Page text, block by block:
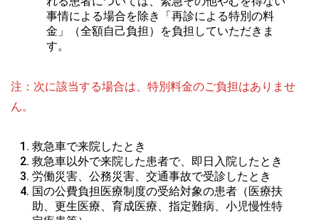
事情による場合を除き「再診による特別の料
金」（全額自己負担）を負担していただきま
す。
注：次に該当する場合は、特別料金のご負担はありませ
ん。
救急車で来院したとき
救急車以外で来院した患者で、即日入院したとき
労働災害、公務災害、交通事故で受診したとき
国の公費負担医療制度の受給対象の患者（医療扶
助、更生医療、育成医療、指定難病、小児慢性特